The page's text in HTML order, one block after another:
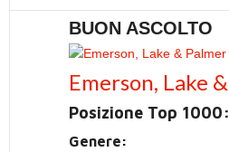
BUON ASCOLTO
Emerson, Lake
Posizione Top 1000:
Genere: